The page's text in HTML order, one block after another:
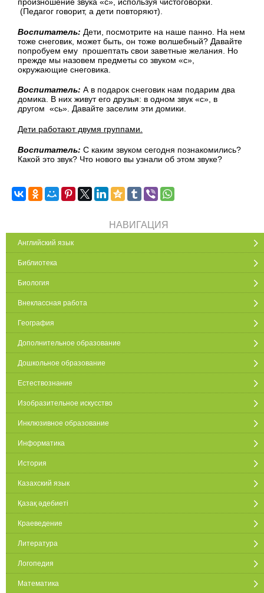
(Педагог говорит, а дети повторяют).
Воспитатель: Дети, посмотрите на наше панно. На нем
тоже снеговик, может быть, он тоже волшебный? Давайте
попробуем ему прошептать свои заветные желания. Но
прежде мы назовем предметы со звуком «с»,
окружающие снеговика.
Воспитатель: А в подарок снеговик нам подарим два
домика. В них живут его друзья: в одном звук «с», в
другом «сь». Давайте заселим эти домики.
Дети работают двумя группами.
Воспитатель: С каким звуком сегодня познакомились?
Какой это звук? Что нового вы узнали об этом звуке?
НАВИГАЦИЯ
Английский язык
Библиотека
Биология
Внеклассная работа
География
Дополнительное образование
Дошкольное образование
Естествознание
Изобразительное искусство
Инклюзивное образование
Информатика
История
Казахский язык
Қазақ әдебиеті
Краеведение
Литература
Логопедия
Математика